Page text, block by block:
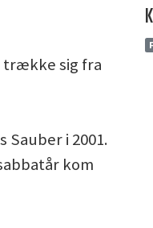
trække sig fra
i 2001.
kom